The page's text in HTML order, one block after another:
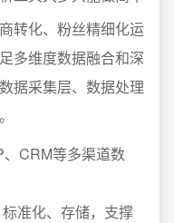
转化、粉丝精细化运
多维度数据融合和深
据采集层、数据处理
CRM等多渠道数
准化、存储，支撑